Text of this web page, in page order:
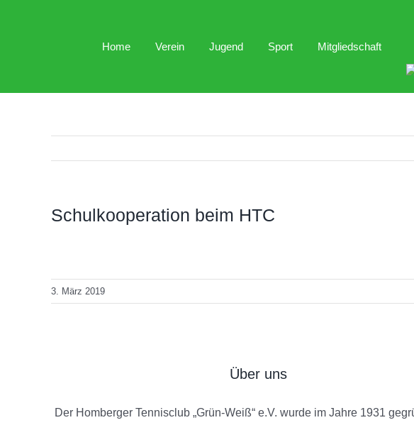
Home Verein Jugend Sport Mitgliedschaft
Schulkooperation beim HTC
3. März 2019
Über uns
Der Homberger Tennisclub „Grün-Weiß“ e.V. wurde im Jahre 1931